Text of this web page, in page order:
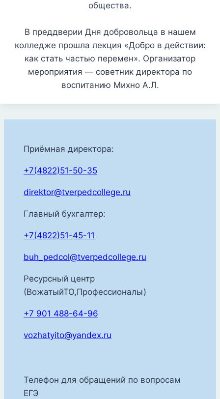
общества.
В преддверии Дня добровольца в нашем
колледже прошла лекция «Добро в действии:
как стать частью перемен». Организатор
мероприятия — советник директора по
воспитанию Михно А.Л.
Приёмная директора:
+7(4822)51-50-35
direktor@tverpedcollege.ru
Главный бухгалтер:
+7(4822)51-45-11
buh_pedcol@tverpedcollege.ru
Ресурсный центр
(ВожатыйТО,Профессионалы)
+7 901 488-64-96
vozhatyito@yandex.ru
Телефон для обращений по вопросам
ЕГЭ